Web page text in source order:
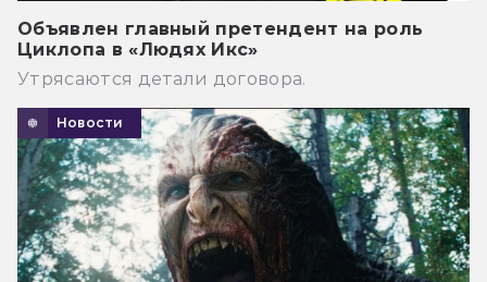
Объявлен главный претендент на роль
Циклопа в «Людях Икс»
Утрясаются детали договора.
Новости